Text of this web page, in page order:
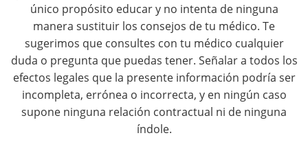
g
único propósito educar y no intenta de ninguna
manera sustituir los consejos de tu médico. Te
sugerimos que consultes con tu médico cualquier
duda o pregunta que puedas tener. Señalar a todos los
efectos legales que la presente información podría ser
incompleta, errónea o incorrecta, y en ningún caso
supone ninguna relación contractual ni de ninguna
índole.